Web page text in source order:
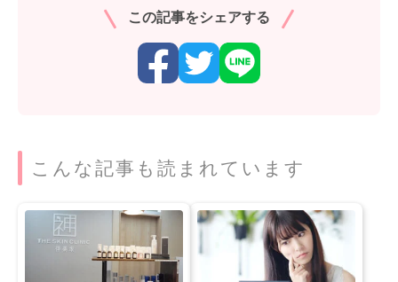
この記事をシェアする
こんな記事も読まれています